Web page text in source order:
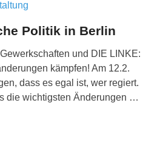
Politik in Berlin
und DIE LINKE:
kämpfen! Am 12.2.
dass es egal ist, wer regiert.
die wichtigsten Änderungen …